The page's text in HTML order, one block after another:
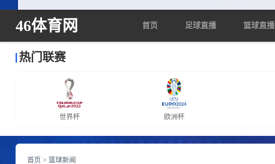
46体育网 首页 足球直播 篮球直播
热门联赛
世界杯 欧洲杯
首页 > 篮球新闻